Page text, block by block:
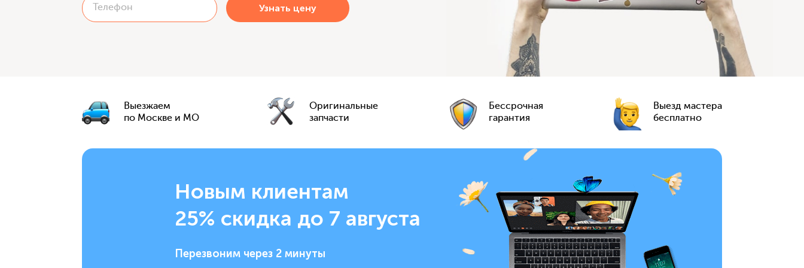
Выезжаем
по Москве и МО
Оригинальные
запчасти
Бессрочная
гарантия
Выезд мастера
бесплатно
Новым клиентам
25% скидка до 7 августа
Перезвоним через 2 минуты